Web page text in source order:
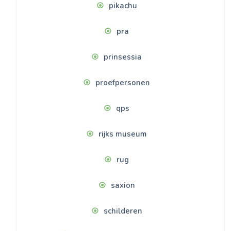
pikachu
pra
prinsessia
proefpersonen
qps
rijks museum
rug
saxion
schilderen